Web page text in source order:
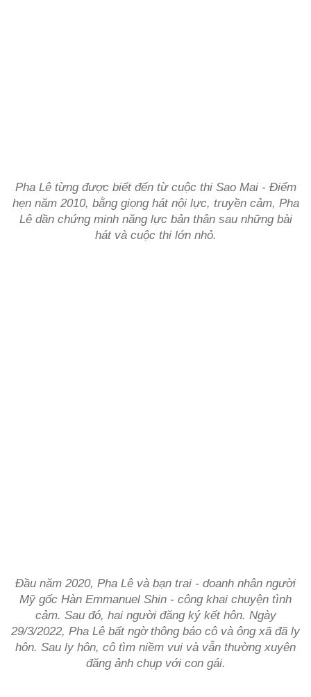
Pha Lê từng được biết đến từ cuộc thi Sao Mai - Điểm
hẹn năm 2010, bằng giọng hát nội lực, truyền cảm, Pha
Lê dần chứng minh năng lực bản thân sau những bài
hát và cuộc thi lớn nhỏ.
Đầu năm 2020, Pha Lê và bạn trai - doanh nhân người
Mỹ gốc Hàn Emmanuel Shin - công khai chuyện tình
cảm. Sau đó, hai người đăng ký kết hôn. Ngày
29/3/2022, Pha Lê bất ngờ thông báo cô và ông xã đã ly
hôn. Sau ly hôn, cô tìm niềm vui và vẫn thường xuyên
đăng ảnh chụp với con gái.